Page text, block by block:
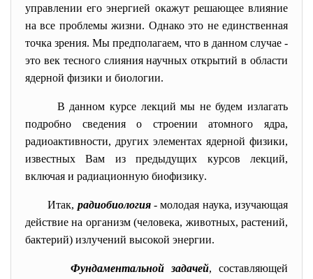
управлении его энергией окажут решающее влияние
на все проблемы жизни. Однако это не единственная
точка зрения. Мы предполагаем, что в данном случае -
это век тесного слияния научных открытий в области
ядерной физики и биологии.
В данном курсе лекций мы не будем излагать
подробно сведения о строении атомного ядра,
радиоактивности, других элементах ядерной физики,
известных Вам из предыдущих курсов лекций,
включая и радиационную биофизику.
Итак, радиобиология- молодая наука, изучающая
действие на организм (человека, животных, растений,
бактерий) излучений высокой энергии.
Фундаментальной задачей, составляющей